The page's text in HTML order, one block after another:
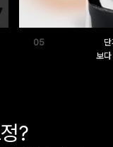
05
보
?